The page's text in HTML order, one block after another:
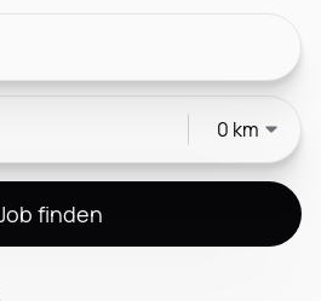
CH
0 km
finden